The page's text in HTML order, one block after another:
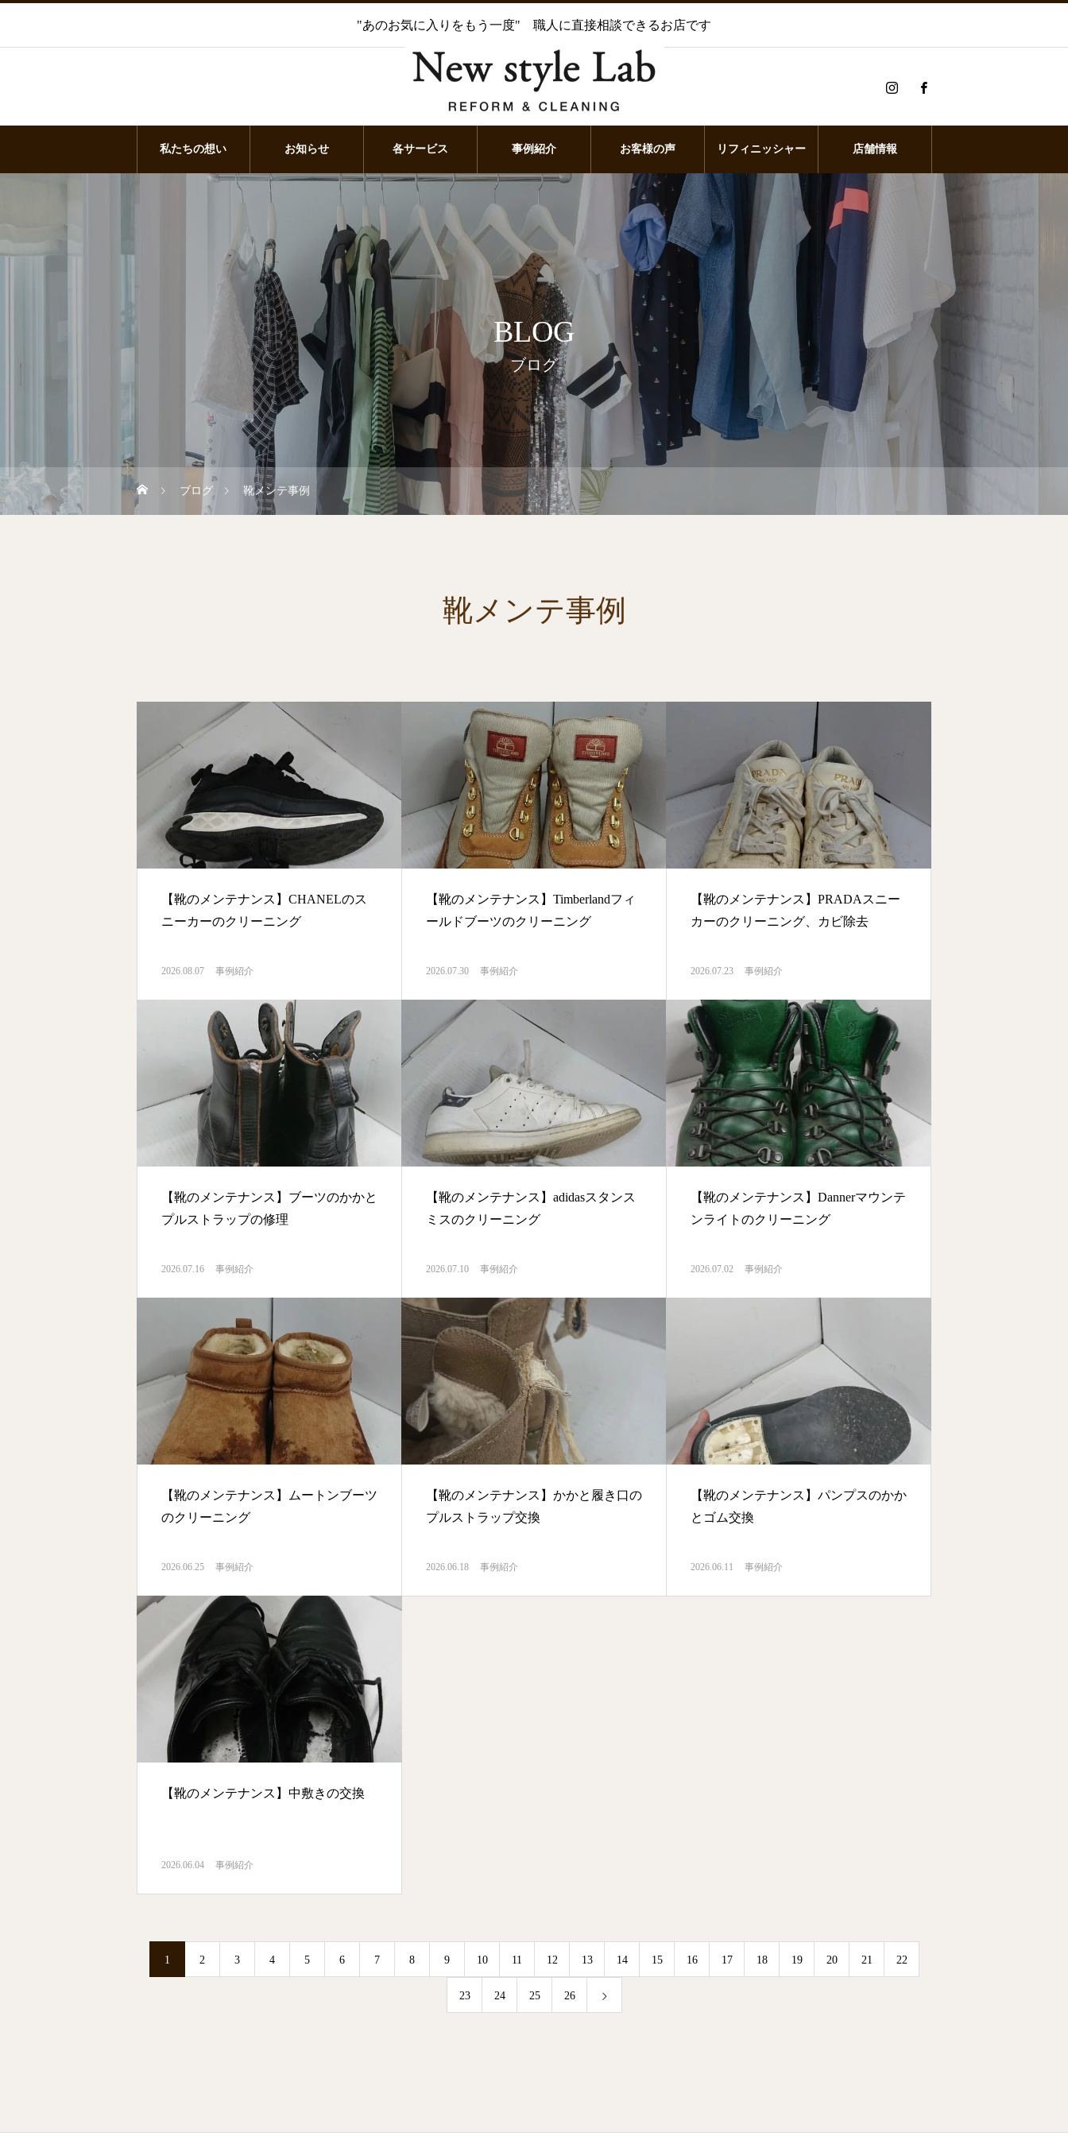
"あのお気に入りをもう一度" 職人に直接相談できるお店です
私たちの想い お知らせ 各サービス 事例紹介 お客様の声 リフィニッシャー 店舗情報
BLOG
ブログ
ブログ 靴メンテ事例
靴メンテ事例
【靴のメンテナンス】CHANELのス
ニーカーのクリーニング
2026.08.07 事例紹介
【靴のメンテナンス】Timberlandフィ
ールドブーツのクリーニング
2026.07.30 事例紹介
【靴のメンテナンス】PRADAスニー
カーのクリーニング、カビ除去
2026.07.23 事例紹介
【靴のメンテナンス】ブーツのかかと
プルストラップの修理
2026.07.16 事例紹介
【靴のメンテナンス】adidasスタンス
ミスのクリーニング
2026.07.10 事例紹介
【靴のメンテナンス】Dannerマウンテ
ンライトのクリーニング
2026.07.02 事例紹介
【靴のメンテナンス】ムートンブーツ
のクリーニング
2026.06.25 事例紹介
【靴のメンテナンス】かかと履き口の
プルストラップ交換
2026.06.18 事例紹介
【靴のメンテナンス】パンプスのかか
とゴム交換
2026.06.11 事例紹介
【靴のメンテナンス】中敷きの交換
2026.06.04 事例紹介
1 2 3 4 5 6 7 8 9 10 11 12 13 14 15 16 17 18 19 20 21 22
23 24 25 26